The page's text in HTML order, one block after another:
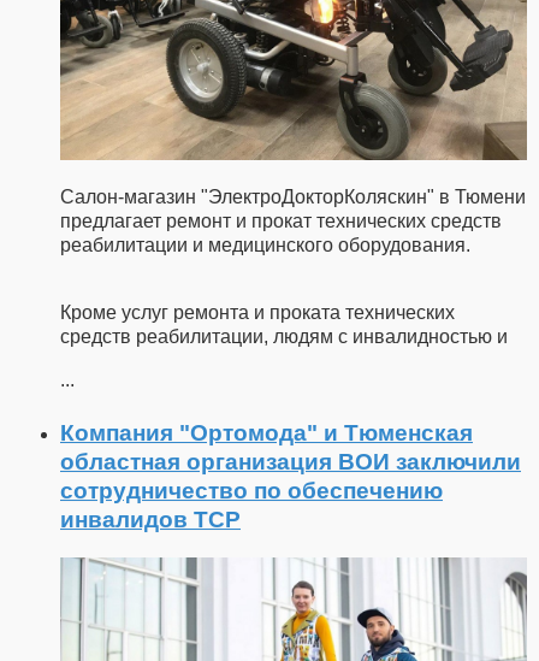
Салон-магазин "ЭлектроДокторКоляскин" в Тюмени
предлагает ремонт и прокат технических средств
реабилитации и медицинского оборудования.
Кроме услуг ремонта и проката технических
средств реабилитации, людям с инвалидностью и
...
Компания "Ортомода" и Тюменская
областная организация ВОИ заключили
сотрудничество по обеспечению
инвалидов ТСР